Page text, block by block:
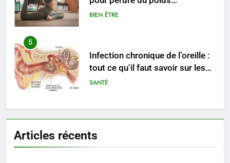
rapidement et durable
BIEN ÊTRE
5
Infection chronique de l’oreille :
tout ce qu’il faut savoir sur les
saignements
SANTÉ
6
peau éclatante grâce à The
Ordinary
SANTÉ
Articles récents